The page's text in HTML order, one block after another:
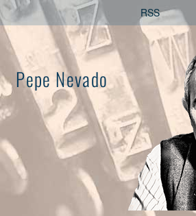
Saltar
al
contenido
RSS
Pepe Nevado